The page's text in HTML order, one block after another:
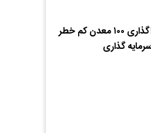
ویدئو: واگذاری ۱۰۰ معدن کم خطر
گذاری